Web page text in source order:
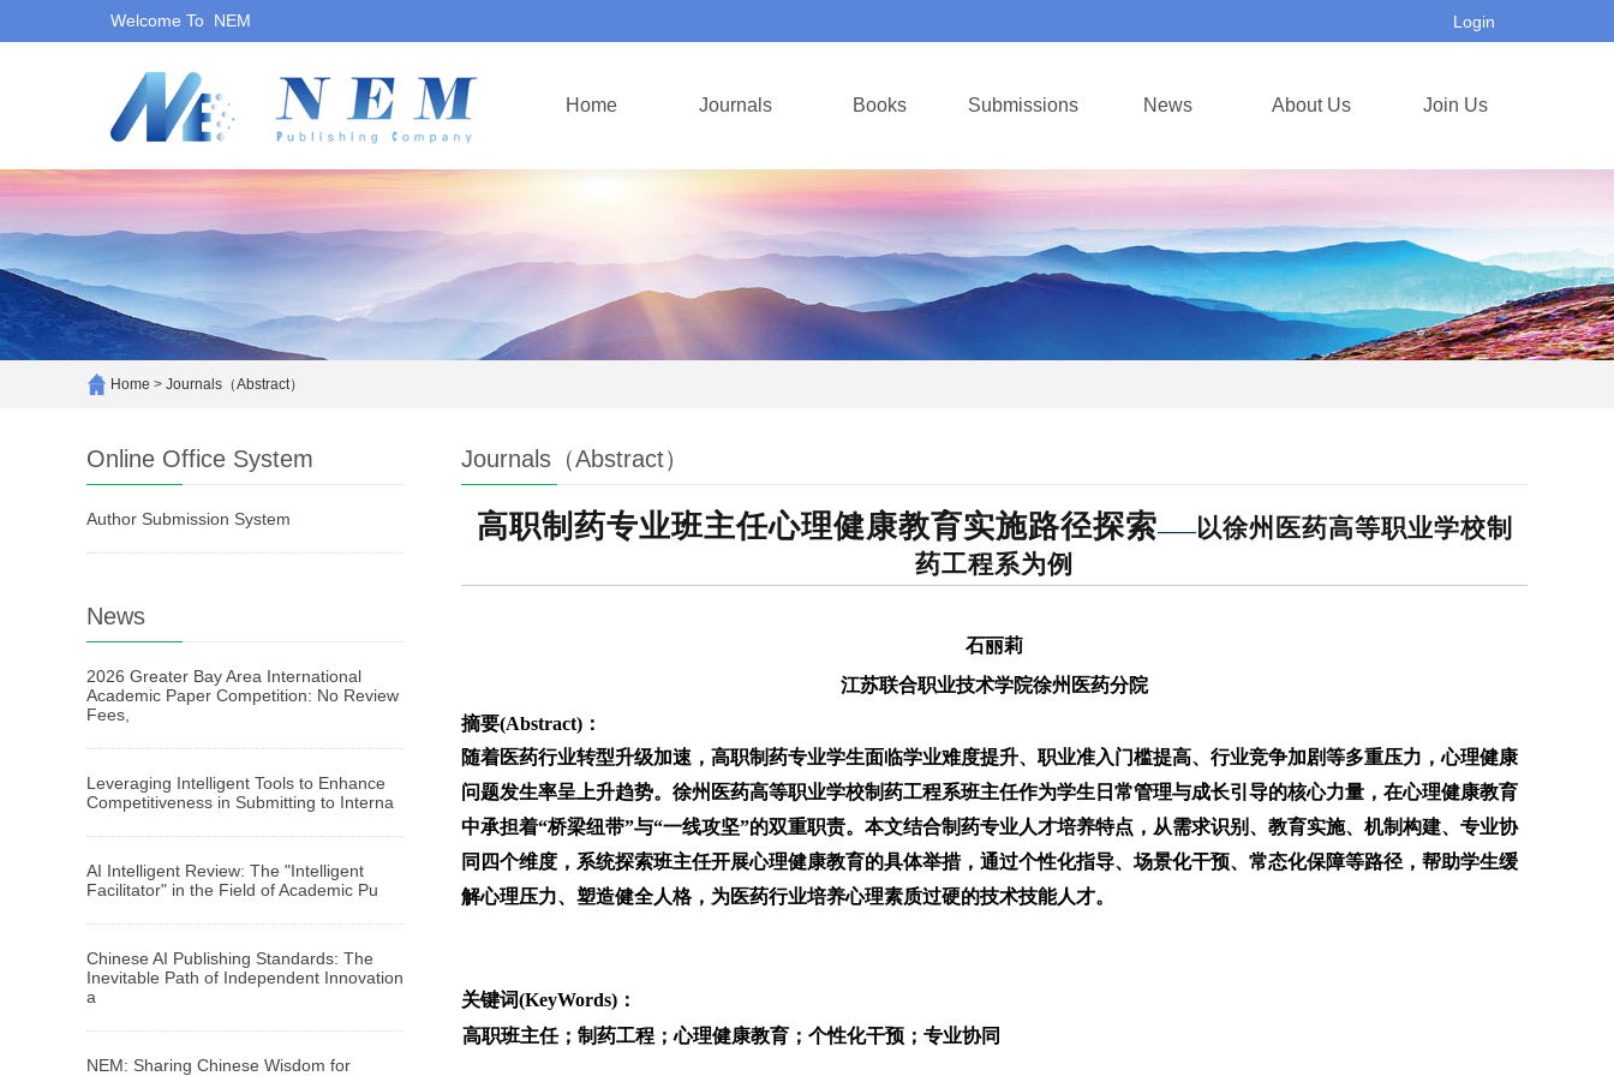
Welcome To NEM Login
Home Journals Books Submissions News About Us Join Us
Home > Journals（Abstract）
Online Office System
Author Submission System
News
2026 Greater Bay Area International
Academic Paper Competition: No Review
Fees,
Leveraging Intelligent Tools to Enhance
Competitiveness in Submitting to Interna
AI Intelligent Review: The "Intelligent
Facilitator" in the Field of Academic Pu
Chinese AI Publishing Standards: The
Inevitable Path of Independent Innovation
a
NEM: Sharing Chinese Wisdom for
Journals（Abstract）
高职制药专业班主任心理健康教育实施路径探索——以徐州医药高等职业学校制
药工程系为例
石丽莉
江苏联合职业技术学院徐州医药分院
摘要(Abstract)：
随着医药行业转型升级加速，高职制药专业学生面临学业难度提升、职业准入门槛提高、行业竞争加剧等多重压力，心理健康
问题发生率呈上升趋势。徐州医药高等职业学校制药工程系班主任作为学生日常管理与成长引导的核心力量，在心理健康教育
中承担着“桥梁纽带”与“一线攻坚”的双重职责。本文结合制药专业人才培养特点，从需求识别、教育实施、机制构建、专业协
同四个维度，系统探索班主任开展心理健康教育的具体举措，通过个性化指导、场景化干预、常态化保障等路径，帮助学生缓
解心理压力、塑造健全人格，为医药行业培养心理素质过硬的技术技能人才。
关键词(KeyWords)：
高职班主任；制药工程；心理健康教育；个性化干预；专业协同